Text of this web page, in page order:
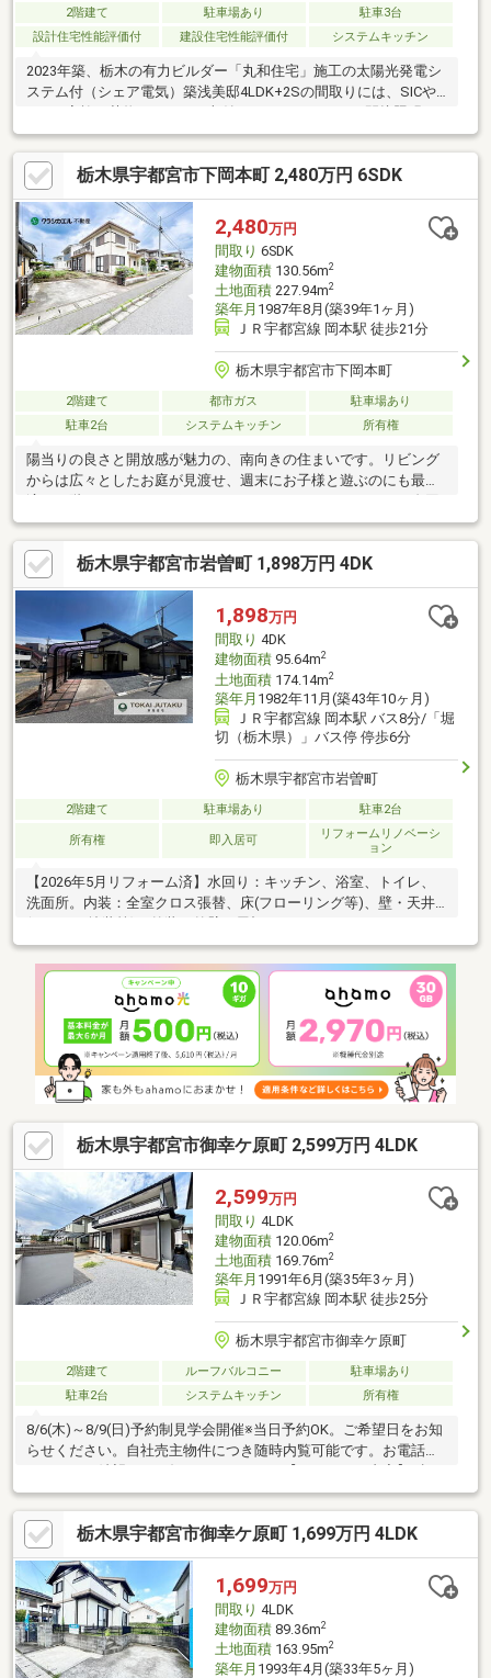
2階建て 駐車場あり
駐車3台
設計住宅性能評価付
建設住宅性能評価付 システムキッチン
2023年築、栃木の有力ビルダー「丸和住宅」施工の太陽光発電シ
ステム付（シェア電気）築浅美邸4LDK+2Sの間取りには、SICや
取り入れた洗練された空間ＴＯＴＯが展開する最高級グレードの
システムキッチン「ザ・クラッソ」を採用！食洗機などの最新設
備も充実。駐車場はゆったり3台可！ローソン歩1分、業務スーパ
ー歩7分と、忙しい共働き世帯に嬉しいタイパ最高の好立地岡本西
小まで歩10分と通学も安心■リフォーム24年8月キッチン交換、1
階・階段のクロス張替・脱衣所の収納新設、玄関エコカラット設
置25年2月外構工事
栃木県宇都宮市下岡本町 2,480万円 6SDK
2,480万円
間取り 6SDK
建物面積130.56m2
土地面積227.94m2
築年月 1987年8月(築39年1ヶ月)
ＪＲ宇都宮線 岡本駅 徒歩21分
栃木県宇都宮市下岡本町
2階建て 都市ガス
駐車場あり
駐車2台
システムキッチン 所有権
陽当りの良さと開放感が魅力の、南向きの住まいです。リビング
からは広々としたお庭が見渡せ、週末にお子様と遊ぶのにも最
や家族全員の洗濯物もカラッと気持ちよく乾きます。周辺は交通
量が少なめで、整備された歩道が続く閑静な住宅街。小学校も近
く、小さなお子様の通学も安心です。さらに、毎日のお買い物に
便利なスーパーへも歩いて１０分以内で行けるなど、生活のしや
すさが詰まった立地です。お部屋に一歩入れば、心地よい光と風
が通り抜ける快適さを実感いただけます。※リフォーム2000年：
階段・２階カーペット敷き→フローリング、トイレ交換
栃木県宇都宮市岩曽町 1,898万円 4DK
1,898万円
間取り 4DK
建物面積95.64m2
土地面積174.14m2
築年月 1982年11月(築43年10ヶ月)
ＪＲ宇都宮線 岡本駅 バス8分/「堀
切（栃木県）」バス停 停歩6分
栃木県宇都宮市岩曽町
2階建て 駐車場あり 駐車2台
所有権 即入居可
リフォームリノベーシ
ョン
【2026年5月リフォーム済】水回り：キッチン、浴室、トイレ、
洗面所。内装：全室クロス張替、床(フローリング等)、壁・天井
栃木県宇都宮市御幸ケ原町 2,599万円 4LDK
2,599万円
間取り 4LDK
建物面積120.06m2
土地面積169.76m2
築年月 1991年6月(築35年3ヶ月)
ＪＲ宇都宮線 岡本駅 徒歩25分
栃木県宇都宮市御幸ケ原町
2階建て ルーフバルコニー
駐車場あり
駐車2台
システムキッチン 所有権
8/6(木)～8/9(日)予約制見学会開催※当日予約OK。ご希望日をお知
らせください。自社売主物件につき随時内覧可能です。お電話か
準シロアリ防除工事、クリーニング、鍵交換、雨漏り点検、設備
点検●外構・外装駐車場拡張、屋根塗装、外壁塗装●水回りシステ
ムキッチン交換、ユニットバス交換、トイレ交換、洗面化粧台交
換●内装間取変更、室内ドア（一部）交換、床材上張り、シュー
ズボックス交換、クロス張替え、畳表替え、障子・襖張替え●そ
の他設備給湯器交換、インターホン設置、火災警報器設置、照
栃木県宇都宮市御幸ケ原町 1,699万円 4LDK
1,699万円
間取り 4LDK
建物面積89.36m2
土地面積163.95m2
築年月 1993年4月(築33年5ヶ月)